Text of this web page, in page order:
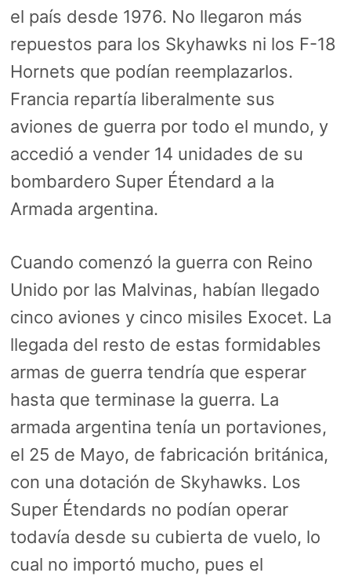
el país desde 1976. No llegaron más
repuestos para los Skyhawks ni los F-18
Hornets que podían reemplazarlos.
Francia repartía liberalmente sus
aviones de guerra por todo el mundo, y
accedió a vender 14 unidades de su
bombardero Super Étendard a la
Armada argentina.
Cuando comenzó la guerra con Reino
Unido por las Malvinas, habían llegado
cinco aviones y cinco misiles Exocet. La
llegada del resto de estas formidables
armas de guerra tendría que esperar
hasta que terminase la guerra. La
armada argentina tenía un portaviones,
el 25 de Mayo, de fabricación británica,
con una dotación de Skyhawks. Los
Super Étendards no podían operar
todavía desde su cubierta de vuelo, lo
cual no importó mucho, pues el